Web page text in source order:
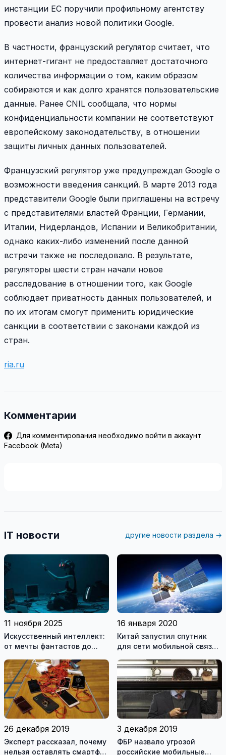
инстанции ЕС поручили профильному агентству
провести анализ новой политики Google.
В частности, французский регулятор считает, что
интернет-гигант не предоставляет достаточного
количества информации о том, каким образом
собираются и как долго хранятся пользовательские
данные. Ранее CNIL сообщала, что нормы
конфиденциальности компании не соответствуют
европейскому законодательству, в отношении
защиты личных данных пользователей.
Французский регулятор уже предупреждал Google о
возможности введения санкций. В марте 2013 года
представители Google были приглашены на встречу
с представителями властей Франции, Германии,
Италии, Нидерландов, Испании и Великобритании,
однако каких-либо изменений после данной
встречи также не последовало. В результате,
регуляторы шести стран начали новое
расследование в отношении того, как Google
соблюдает приватность данных пользователей, и
по их итогам смогут применить юридические
санкции в соответствии с законами каждой из
стран.
ria.ru
Комментарии
Для комментирования необходимо войти в аккаунт
Facebook (Meta)
IT новости другие новости раздела →
11 ноября 2025
Искусственный интеллект:
от мечты фантастов до
16 января 2020
Китай запустил спутник
для сети мобильной связи
26 декабря 2019
Эксперт рассказал, почему
нельзя оставлять смартфон
3 декабря 2019
ФБР назвало угрозой
российские мобильные